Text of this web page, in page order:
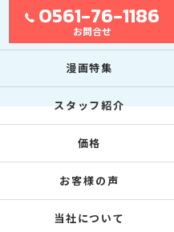
0561-76-1186
お問合せ
漫画特集
スタッフ紹介
価格
お客様の声
当社について